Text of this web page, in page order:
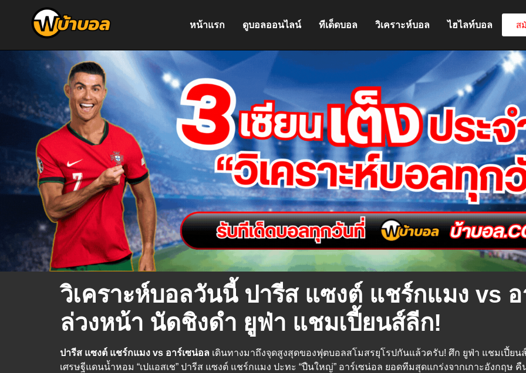
หน้าแรก ดูบอลออนไลน์ ทีเด็ดบอล วิเคราะห์บอล ไฮไลท์บอล ส
วิเคราะห์บอลวันนี้ ปารีส แซงต์ แชร์กแมง vs
ล่วงหน้า นัดชิงดำ ยูฟ่า แชมเปี้ยนส์ลีก!
ปารีส แซงต์ แชร์กแมง vs อาร์เซน่อล เดินทางมาถึงจุดสูงสุดของฟุตบอลสโมสรยุโรปกันแล้วครับ! ศึก ยูฟ่า แชมเปี้ย
เศรษฐีแดนน้ำหอม “เปแอสเช” ปารีส แซงต์ แชร์กแมง ปะทะ “ปืนใหญ่” อาร์เซน่อล ยอดทีมสุดแกร่งจากเกาะอังกฤษ